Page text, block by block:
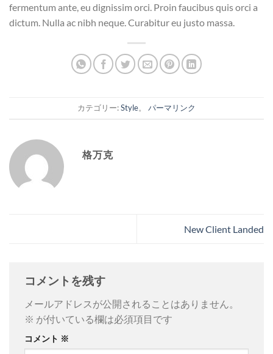
fermentum ante, eu dignissim orci. Proin faucibus quis orci a
dictum. Nulla ac nibh neque. Curabitur eu justo massa.
カテゴリー:Style。 パーマリンク
格万克
New Client Landed
コメントを残す
メールアドレスが公開されることはありません。
※ が付いている欄は必須項目です
コメント ※